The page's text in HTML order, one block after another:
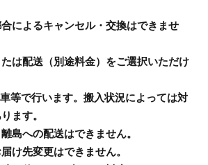
合によるキャンセル・交換はできませ
たは配送（別途料金）をご選択いただけ
等で行います。搬入状況によっては対
ます。
島への配送はできません。
け先変更はできません。